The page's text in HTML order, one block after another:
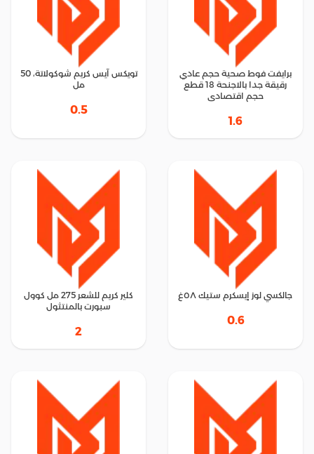
برايفت فوط صحية حجم عادي
رقيقة جدا بالاجنحة 18 قطع
حجم اقتصادى
1.6
تويكس آيس كريم شوكولاتة، 50
مل
0.5
جالكسي لوز إيسكرم ستيك ٥٨غ
0.6
كلير كريم للشعر 275 مل كوول
سبورت بالمنتثول
2